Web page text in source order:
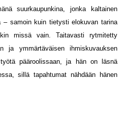
suurkaupunkina, jonka kaltainen
samoin kuin tietysti elokuvan tarina
missä vain. Taitavasti rytmitetty
ja ymmärtäväisen ihmiskuvauksen
pääroolissaan, ja hän on läsnä
sillä tapahtumat nähdään hänen